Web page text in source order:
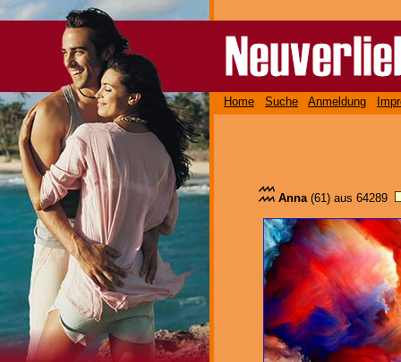
Home Suche Anmeldung
Anna (61) aus 64289